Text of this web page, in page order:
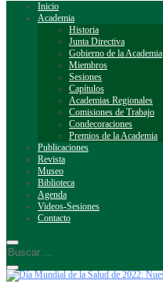
Inicio
Academia
Historia
Junta Directiva
Gobierno de la Academia
Miembros
Sesiones
Capítulos
Academias Regionales
Comisiones de Trabajo
Condecoraciones
Premios de la Academia
Publicaciones
Revista
Museo
Biblioteca
Agenda
Videos-Sesiones
Contacto